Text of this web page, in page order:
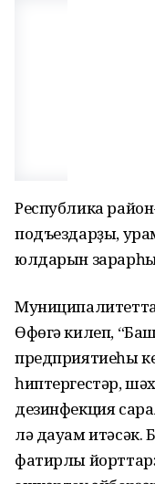
Республика
подъездарҙы,
юлдарын
Өфөгә килеп,
предприятиеһы
һиптергестәр,
дезинфекция
лә дауам итәсәк.
фатирлы